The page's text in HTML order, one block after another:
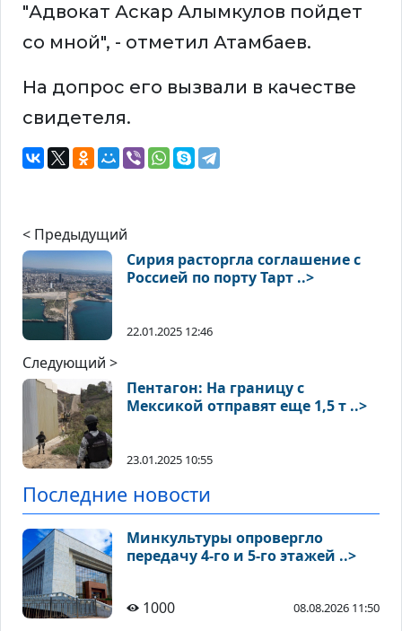
"Адвокат Аскар Алымкулов пойдет
со мной", - отметил Атамбаев.
На допрос его вызвали в качестве
свидетеля.
< Предыдущий
Сирия расторгла соглашение с
Россией по порту Тарт ..>
22.01.2025 12:46
Следующий >
Пентагон: На границу с
Мексикой отправят еще 1,5 т ..>
23.01.2025 10:55
Последние новости
Минкультуры опровергло
передачу 4-го и 5-го этажей ..>
1000 08.08.2026 11:50